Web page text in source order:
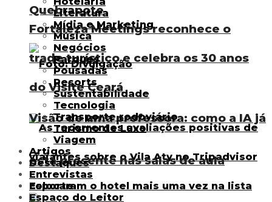
Fortaleza Meetings reconhece o
trade turístico e celebra os 30 anos
do Visite Ceará
Quebrapote
Visão de uma professora: como a IA já
está presente nas salas de aula
Literatura
Mídia e Marketing
Música
Negócios
Parques
Pousadas
Resorts
Sustentabilidade
Tecnologia
Transporte rodoviário
Turismo de Luxo
Viagem
Artigos
Destaques
Entrevistas
Esporte
Espaço do Leitor